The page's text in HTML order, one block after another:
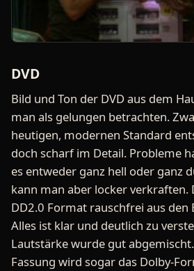
DVD
Bild und Ton der DVD aus dem
man als gelungen betrachten.
heutigen, modernen Standard
doch scharf im Detail. Probleme
es entweder ganz hell oder ganz
kann man aber locker verkraften.
DD2.0 Format rauschfrei aus
Alles ist klar und deutlich zu
Lautstärke wurde gut
Fassung wird sogar das Dolby-